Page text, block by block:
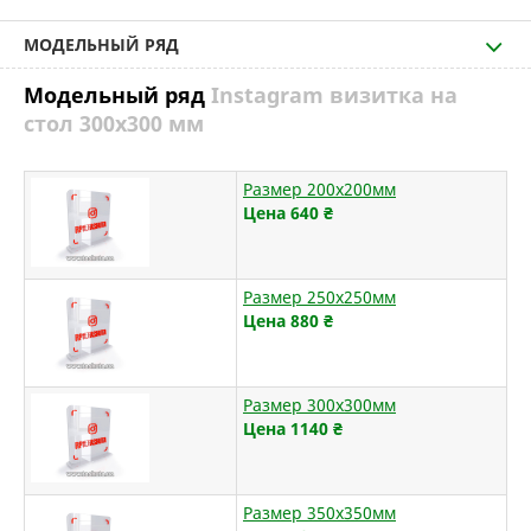
МОДЕЛЬНЫЙ РЯД
Модельный ряд Instagram визитка на
стол 300х300 мм
Размер 200х200мм
Цена 640 ₴
Размер 250х250мм
Цена 880 ₴
Размер 300х300мм
Цена 1140 ₴
Размер 350х350мм